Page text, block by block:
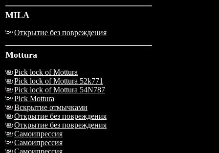
MILA
Открытие без повреждения
Mottura
Pick lock of Mottura
Pick lock of Mottura 52k771
Pick lock of Mottura 54N787
Pick Mottura
Вскрытие отмычками
Открытие без повреждения
Открытие без повреждения
Самоипрессия
Самоипрессия
Самоипрессия